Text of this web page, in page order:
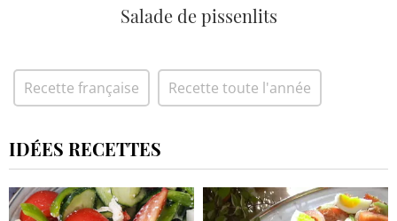
Salade de pissenlits
Recette française Recette toute l'année
IDÉES RECETTES